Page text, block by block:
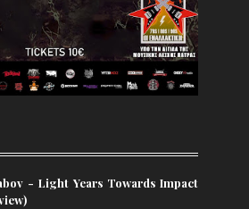
- Light Years Towards Impact